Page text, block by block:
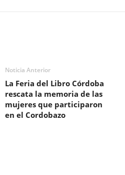
Noticia Anterior
La Feria del Libro Córdoba
rescata la memoria de las
mujeres que participaron
en el Cordobazo